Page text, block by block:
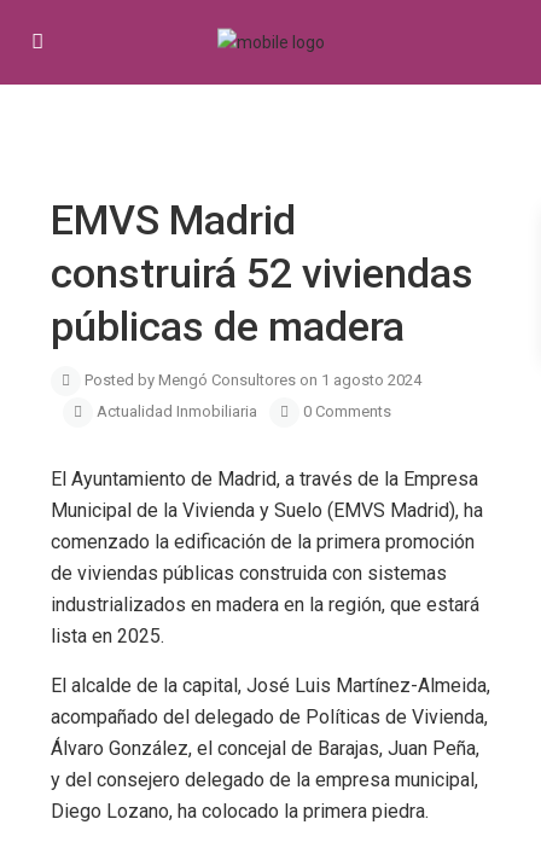
EMVS Madrid
construirá 52 viviendas
públicas de madera
Posted by Mengó Consultores on 1 agosto 2024
Actualidad Inmobiliaria
0 Comments
El Ayuntamiento de Madrid, a través de la Empresa
Municipal de la Vivienda y Suelo (EMVS Madrid), ha
comenzado la edificación de la primera promoción
de viviendas públicas construida con sistemas
industrializados en madera en la región, que estará
lista en 2025.
El alcalde de la capital, José Luis Martínez-Almeida,
acompañado del delegado de Políticas de Vivienda,
Álvaro González, el concejal de Barajas, Juan Peña,
y del consejero delegado de la empresa municipal,
Diego Lozano, ha colocado la primera piedra.